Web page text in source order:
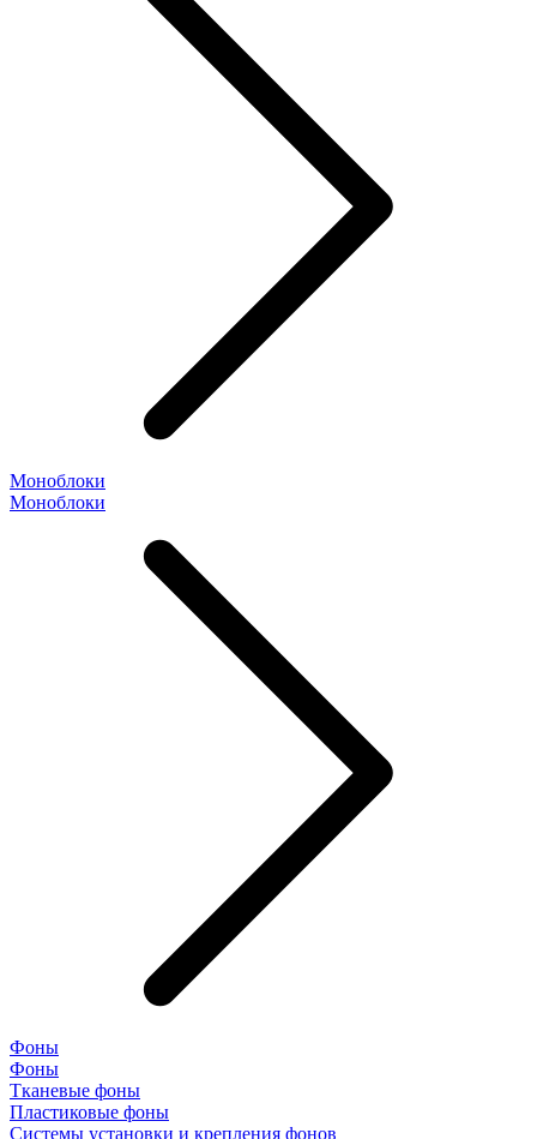
Моноблоки
Моноблоки
Фоны
Фоны
Тканевые фоны
Пластиковые фоны
Системы установки и крепления фонов